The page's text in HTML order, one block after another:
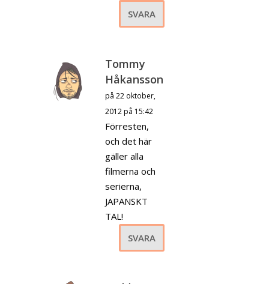
SVARA
Tommy
Håkansson
på 22 oktober,
2012 på 15:42
Förresten,
och det här
gäller alla
filmerna och
serierna,
JAPANSKT
TAL!
SVARA